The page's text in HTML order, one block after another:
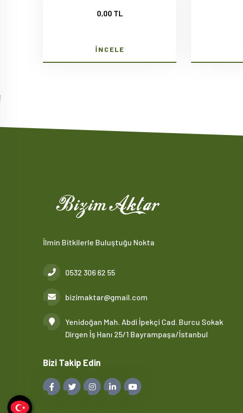
0,00 TL
İNCELE
İlmin Bitkilerle Buluştuğu Nokta
0532 306 62 55
bizimaktar@gmail.com
Yenidoğan Mah. Abdi İpekçi Cad. Burcu Sokak
Dirgen İş Hanı 25/1 Bayrampaşa/İstanbul
Bizi Takip Edin